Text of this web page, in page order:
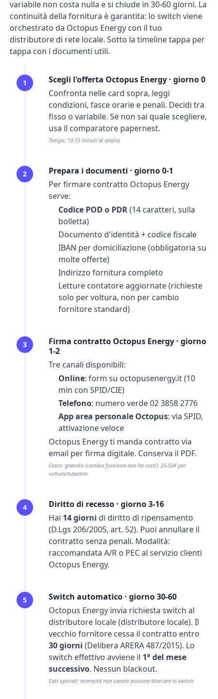
variabile non costa nulla e si chiude in 30-60 giorni. La
continuità della fornitura è garantita: lo switch viene
orchestrato da Octopus Energy con il tuo
distributore di rete locale. Sotto la timeline tappa per
tappa con i documenti utili.
1
Scegli l'offerta Octopus Energy · giorno 0
Confronta nelle card sopra, leggi
condizioni, fasce orarie e penali. Decidi tra
fisso o variabile. Se non sai quale scegliere,
usa il comparatore papernest.
Tempo: 10-15 minuti di analisi
2
Prepara i documenti · giorno 0-1
Per firmare contratto Octopus Energy
serve:
Codice POD o PDR(14 caratteri, sulla
bolletta)
Documento d'identità + codice fiscale
IBAN per domiciliazione (obbligatoria su
molte offerte)
Indirizzo fornitura completo
Letture contatore aggiornate (richieste
solo pervoltura, non per cambio
fornitore standard)
3
Firma contratto Octopus Energy · giorno
1-2
Tre canali disponibili:
Online: form su octopusenergy.it (10
min con SPID/CIE)
Telefono: numero verde 02 3858 2776
App area personale Octopus: via SPID,
attivazione veloce
Octopus Energy ti manda contratto via
email per firma digitale. Conserva il PDF.
Costo: gratuito (cambio fornitore non ha costi). 25-50€ per
voltura/subentro
4
Diritto di recesso · giorno 3-16
Hai 14 giorni di diritto di ripensamento
(D.Lgs 206/2005, art. 52). Puoi annullare il
contratto senza penali. Modalità:
raccomandata A/R o PEC al servizio clienti
Octopus Energy.
5
Switch automatico · giorno 30-60
Octopus Energy invia richiesta switch al
distributore locale (distributore locale). Il
vecchio fornitore cessa il contratto entro
30 giorni (Delibera ARERA 487/2015). Lo
switch effettivo avviene il 1° del mese
successivo. Nessun blackout.
Casi speciali: morosità non sanate possono bloccare lo switch